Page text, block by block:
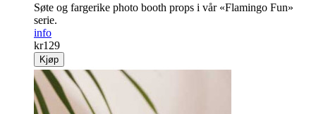
Søte og fargerike photo booth props i vår «Flamingo Fun»
serie.
info
kr129
Kjøp